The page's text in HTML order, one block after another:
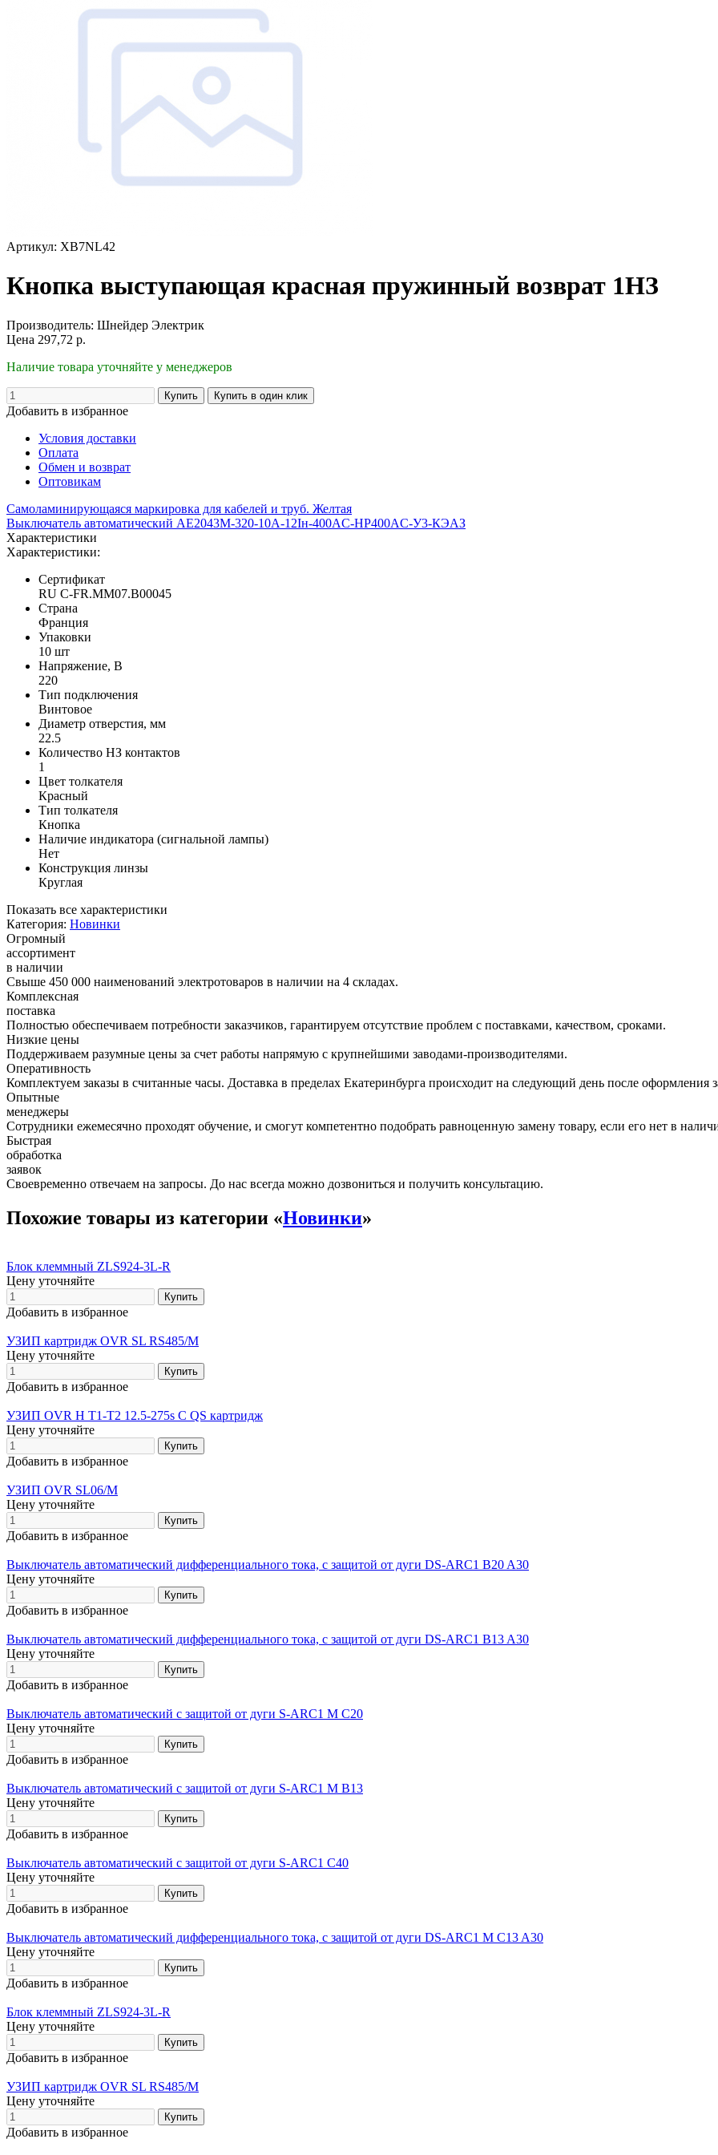
Артикул: XB7NL42
Кнопка выступающая красная пружинный возврат 1НЗ
Производитель: Шнейдер Электрик
Цена 297,72 р.
Наличие товара уточняйте у менеджеров
Добавить в избранное
Условия доставки
Оплата
Обмен и возврат
Оптовикам
Самоламинирующаяся маркировка для кабелей и труб. Желтая
Выключатель автоматический АЕ2043М-320-10А-12Iн-400AC-НР400AC-У3-КЭАЗ
Характеристики
Характеристики:
Сертификат
RU C-FR.MM07.B00045
Страна
Франция
Упаковки
10 шт
Напряжение, В
220
Тип подключения
Винтовое
Диаметр отверстия, мм
22.5
Количество НЗ контактов
1
Цвет толкателя
Красный
Тип толкателя
Кнопка
Наличие индикатора (сигнальной лампы)
Нет
Конструкция линзы
Круглая
Показать все характеристики
Категория: Новинки
Огромный
ассортимент
в наличии
Свыше 450 000 наименований электротоваров в наличии на 4 складах.
Комплексная
поставка
Полностью обеспечиваем потребности заказчиков, гарантируем отсутствие проблем с поставками, качеством, сроками.
Низкие цены
Поддерживаем разумные цены за счет работы напрямую с крупнейшими заводами-производителями.
Оперативность
Комплектуем заказы в считанные часы. Доставка в пределах Екатеринбурга происходит на следующий день после оформления
Опытные
менеджеры
Сотрудники ежемесячно проходят обучение, и смогут компетентно подобрать равноценную замену товару, если его нет в
Быстрая
обработка
заявок
Своевременно отвечаем на запросы. До нас всегда можно дозвониться и получить консультацию.
Похожие товары из категории «Новинки»
Блок клеммный ZLS924-3L-R
Цену уточняйте
Добавить в избранное
УЗИП картридж OVR SL RS485/M
Цену уточняйте
Добавить в избранное
УЗИП OVR H T1-T2 12.5-275s C QS картридж
Цену уточняйте
Добавить в избранное
УЗИП OVR SL06/M
Цену уточняйте
Добавить в избранное
Выключатель автоматический дифференциального тока, с защитой от дуги DS-ARC1 B20 A30
Цену уточняйте
Добавить в избранное
Выключатель автоматический дифференциального тока, с защитой от дуги DS-ARC1 B13 A30
Цену уточняйте
Добавить в избранное
Выключатель автоматический с защитой от дуги S-ARC1 M C20
Цену уточняйте
Добавить в избранное
Выключатель автоматический с защитой от дуги S-ARC1 M B13
Цену уточняйте
Добавить в избранное
Выключатель автоматический с защитой от дуги S-ARC1 C40
Цену уточняйте
Добавить в избранное
Выключатель автоматический дифференциального тока, с защитой от дуги DS-ARC1 M C13 A30
Цену уточняйте
Добавить в избранное
Блок клеммный ZLS924-3L-R
Цену уточняйте
Добавить в избранное
УЗИП картридж OVR SL RS485/M
Цену уточняйте
Добавить в избранное